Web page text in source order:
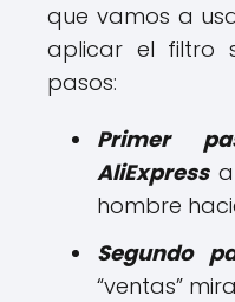
que vamos a
aplicar el filtro
pasos:
Primer
AliExpressa
hombre
Segundo
“ventas”